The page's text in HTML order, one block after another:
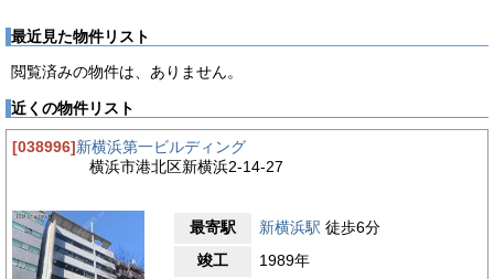
安心して利用できるオフィスビルです。地上8階・地下1階建て
が高く、さまざまな業種のニーズに対応できます。清潔感のある
与えます。エレベーターは2基設置され、スムーズな移動が可能
です。設備面では、光ファイバーを完備し、高速通信環境を提
供。貸室内は個別空調が設置されており、快適な執務環境を実現
します。トイレは室外に設置され、男女別仕様で清潔感のある設
向上します。基準階の天井高は2,500mmと開放感があり、快適
なオフィス環境を提供。静かな環境と充実した設備を兼ね備え
た、機能的な賃貸オフィスビルです。
最近見た物件リスト
閲覧済みの物件は、ありません。
近くの物件リスト
[038996]新横浜第一ビルディング
横浜市港北区新横浜2-14-27
最寄駅 新横浜駅 徒歩6分
竣工
1989年